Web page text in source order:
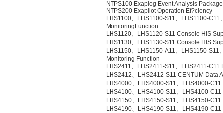
NTPS100 Exaplog Event Analysis Package
NTPS200 Exapilot Operation Ef?ciency
LHS1100、LHS1100-S11、LHS1100-
MonitoringFunction
LHS1120、LHS1120-S11 Console HIS
LHS1130、LHS1130-S11 Console HIS
LHS1150、LHS1150-A11、LHS1150-
Monitoring Function
LHS2411、LHS2411-S11、LHS2411-
LHS2412、LHS2412-S11 CENTUM Data
LHS4000、LHS4000-S11、LHS4000-
LHS4100、LHS4100-S11、LHS4100-
LHS4150、LHS4150-S11、LHS4150-
LHS4190、LHS4190-S11、LHS4190-